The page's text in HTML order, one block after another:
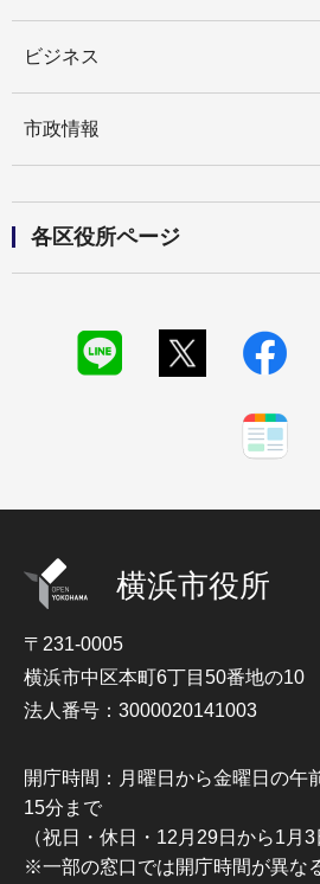
ビジネス
市政情報
各区役所ページ
横浜市役所
〒231-0005
横浜市中区本町6丁目50番地の10
法人番号：3000020141003
開庁時間：月曜日から金曜日の午
15分まで
（祝日・休日・12月29日から1月3
※一部の窓口では開庁時間が異な